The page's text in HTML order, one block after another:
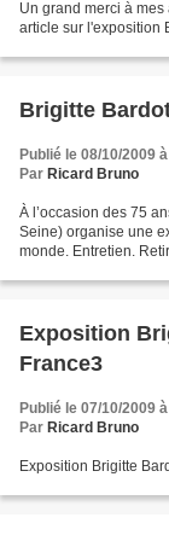
Un grand merci à
article sur l'exposition
Brigitte
Publié le 08/10/2009
Par Ricard Bruno
À l’occasion des 75
Seine) organise une
monde. Entretien.
Exposition
France3
Publié le 07/10/2009
Par Ricard Bruno
Exposition Brigitte